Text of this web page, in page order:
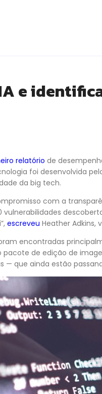
e
relatório de
foi desenvolvida
da big tech.
com a
escreveu Heather Adkins,
encontradas
pacote de edição de
— que ainda estão